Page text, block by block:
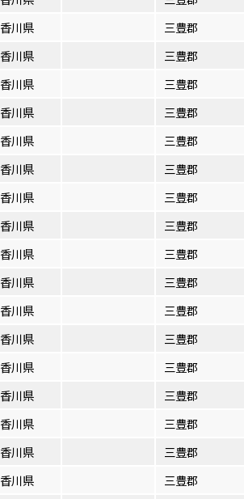
香川県
三豊郡
香川県
三豊郡
香川県
三豊郡
香川県
三豊郡
香川県
三豊郡
香川県
三豊郡
香川県
三豊郡
香川県
三豊郡
香川県
三豊郡
香川県
三豊郡
香川県
三豊郡
香川県
三豊郡
香川県
三豊郡
香川県
三豊郡
香川県
三豊郡
香川県
三豊郡
香川県
三豊郡